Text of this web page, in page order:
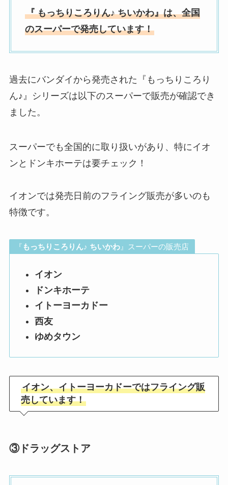
『 もっちりころりん♪ ちいかわ』は、全国
のスーパーで発売しています！
過去にバンダイから発売された『もっちりころり
ん♪』シリーズは以下のスーパーで販売が確認でき
ました。
スーパーでも全国的に取り扱いがあり、特にイオ
ンとドンキホーテは要チェック！
イオンでは発売日前のフライング販売が多いのも
特徴です。
『 もっちりころりん♪ ちいかわ 』スーパーの販売店
イオン
ドンキホーテ
イトーヨーカドー
西友
ゆめタウン
イオン、イトーヨーカドーではフライング販
売しています！
③ドラッグストア